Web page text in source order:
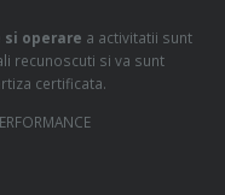
operare a activitatii sunt
recunoscuti si va sunt
certificata.